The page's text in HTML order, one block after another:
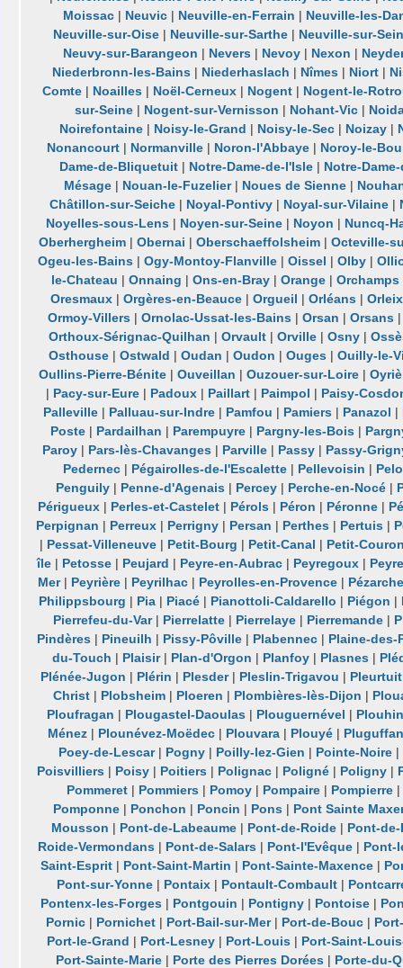
Moissac| Neuvic| Neuville-en-Ferrain | Neuville-les-
Neuville-sur-Oise | Neuville-sur-Sarthe | Neuville-sur-
Neuvy-sur-Barangeon | Nevers | Nevoy | Nexon |
Niederbronn-les-Bains| Niederhaslach | Nîmes| Niort|
Comte| Noailles| Noël-Cerneux| Nogent| Nogent-le-
sur-Seine| Nogent-sur-Vernisson | Nohant-Vic|
Noirefontaine | Noisy-le-Grand | Noisy-le-Sec | Noizay |
Nonancourt | Normanville | Noron-l'Abbaye | Noroy-le-
Dame-de-Bliquetuit | Notre-Dame-de-l'Isle | Notre-
Mésage | Nouan-le-Fuzelier| Noues de Sienne |
Châtillon-sur-Seiche | Noyal-Pontivy | Noyal-sur-Vilaine |
Noyelles-sous-Lens | Noyen-sur-Seine | Noyon | Nuncq-
Oberhergheim |Obernai |Oberschaeffolsheim |Octeville-
Ogeu-les-Bains |Ogy-Montoy-Flanville |Oissel |Olby |
le-Chateau | Onnaing | Ons-en-Bray| Orange| Orchamps
Oresmaux| Orgères-en-Beauce| Orgueil | Orléans| Orleix
Ormoy-Villers |Ornolac-Ussat-les-Bains |Orsan |Orsans
Orthoux-Sérignac-Quilhan | Orvault| Orville| Osny|
Osthouse |Ostwald |Oudan |Oudon |Ouges |Ouilly-le-
Oullins-Pierre-Bénite| Ouveillan | Ouzouer-sur-Loire|
| Pacy-sur-Eure| Padoux| Paillart| Paimpol | Paisy-
Palleville | Palluau-sur-Indre | Pamfou | Pamiers | Panazol |
Poste| Pardailhan | Parempuyre| Pargny-les-Bois|
Paroy | Pars-lès-Chavanges | Parville | Passy | Passy-
Pedernec | Pégairolles-de-l'Escalette | Pellevoisin |
Penguily | Penne-d'Agenais | Percey | Perche-en-Nocé |
Périgueux | Perles-et-Castelet | Pérols | Péron | Péronne |
Perpignan | Perreux | Perrigny | Persan | Perthes | Pertuis |
| Pessat-Villeneuve | Petit-Bourg | Petit-Canal | Petit-
île | Petosse | Peujard | Peyre-en-Aubrac | Peyregoux |
Mer| Peyrière| Peyrilhac| Peyrolles-en-Provence|
Philippsbourg | Pia| Piacé| Pianottoli-Caldarello | Piégon |
Pierrefeu-du-Var| Pierrelatte | Pierrelaye | Pierremande |
Pindères| Pineuilh | Pissy-Pôville| Plabennec| Plaine-des-
du-Touch | Plaisir| Plan-d'Orgon | Planfoy | Plasnes |
Plénée-Jugon | Plérin | Plesder| Pleslin-Trigavou | Pleurtuit
Christ| Plobsheim| Ploeren | Plombières-lès-Dijon |
Ploufragan | Plougastel-Daoulas| Plouguernével |
Ménez| Plounévez-Moëdec| Plouvara| Plouyé| Pluguffan
Poey-de-Lescar| Pogny | Poilly-lez-Gien | Pointe-Noire |
Poisvilliers | Poisy | Poitiers | Polignac | Poligné | Poligny |
Pommeret| Pommiers| Pomoy| Pompaire| Pompierre|
Pomponne| Ponchon | Poncin | Pons| Pont Sainte
Mousson | Pont-de-Labeaume | Pont-de-Roide | Pont-
Roide-Vermondans| Pont-de-Salars| Pont-l'Evêque| Pont-
Saint-Esprit| Pont-Saint-Martin | Pont-Sainte-Maxence|
Pont-sur-Yonne| Pontaix| Pontault-Combault|
Pontenx-les-Forges| Pontgouin | Pontigny| Pontoise|
Pornic| Pornichet| Port-Bail-sur-Mer| Port-de-Bouc|
Port-le-Grand | Port-Lesney| Port-Louis| Port-Saint-
Port-Sainte-Marie | Porte des Pierres Dorées | Porte-du-